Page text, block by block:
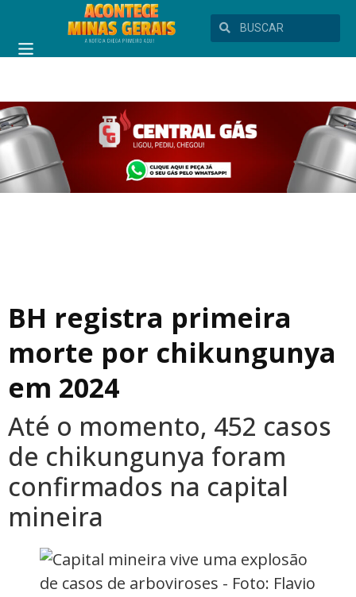
BH registra primeira
morte por chikungunya
em 2024
Até o momento, 452 casos
de chikungunya foram
confirmados na capital
mineira